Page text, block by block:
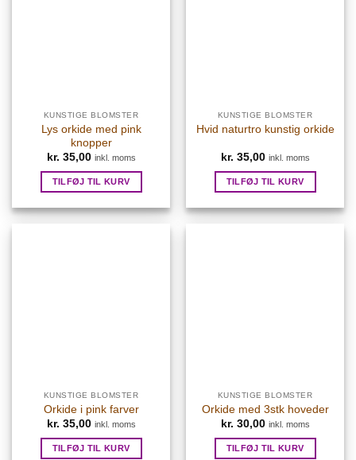
KUNSTIGE BLOMSTER
Lys orkide med pink
knopper
kr. 35,00 inkl. moms
TILFØJ TIL KURV
KUNSTIGE BLOMSTER
Hvid naturtro kunstig orkide
kr. 35,00 inkl. moms
TILFØJ TIL KURV
KUNSTIGE BLOMSTER
Orkide i pink farver
kr. 35,00 inkl. moms
TILFØJ TIL KURV
KUNSTIGE BLOMSTER
Orkide med 3stk hoveder
kr. 30,00 inkl. moms
TILFØJ TIL KURV